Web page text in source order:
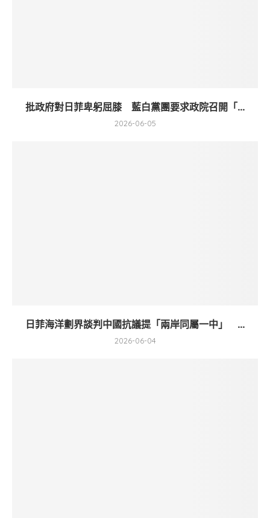
批政府對日菲卑躬屈膝 藍白黨團要求政院召開「...
2026-06-05
日菲海洋劃界談判中國抗議提「兩岸同屬一中」 ...
2026-06-04